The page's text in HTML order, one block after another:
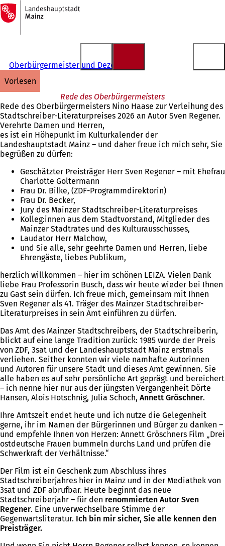
Inhalt anspringen
Zur
Startseite
Oberbürgermeister und Dezernate
vorlesen
Rede des Oberbürgermeisters
Rede des Oberbürgermeisters Nino Haase zur Verleihung des
Stadtschreiber-Literaturpreises 2026 an Autor Sven Regener.
Verehrte Damen und Herren,
es ist ein Höhepunkt im Kulturkalender der
Landeshauptstadt Mainz – und daher freue ich mich sehr, Sie
begrüßen zu dürfen:
Geschätzter Preisträger Herr Sven Regener – mit Ehefrau
Charlotte Goltermann
Frau Dr. Bilke, (ZDF-Programmdirektorin)
Frau Dr. Becker,
Jury des Mainzer Stadtschreiber-Literaturpreises
Kolleg:innen aus dem Stadtvorstand, Mitglieder des
Mainzer Stadtrates und des Kulturausschusses,
Laudator Herr Malchow,
und Sie alle, sehr geehrte Damen und Herren, liebe
Ehrengäste, liebes Publikum,
herzlich willkommen – hier im schönen LEIZA. Vielen Dank
liebe Frau Professorin Busch, dass wir heute wieder bei Ihnen
zu Gast sein dürfen. Ich freue mich, gemeinsam mit Ihnen
Sven Regener als 41. Träger des Mainzer Stadtschreiber-
Literaturpreises in sein Amt einführen zu dürfen.
Das Amt des Mainzer Stadtschreibers, der Stadtschreiberin,
blickt auf eine lange Tradition zurück: 1985 wurde der Preis
von ZDF, 3sat und der Landeshauptstadt Mainz erstmals
verliehen. Seither konnten wir viele namhafte Autorinnen
und Autoren für unsere Stadt und dieses Amt gewinnen. Sie
alle haben es auf sehr persönliche Art geprägt und bereichert
– ich nenne hier nur aus der jüngsten Vergangenheit Dörte
Hansen, Alois Hotschnig, Julia Schoch, Annett Gröschner.
Ihre Amtszeit endet heute und ich nutze die Gelegenheit
gerne, ihr im Namen der Bürgerinnen und Bürger zu danken –
und empfehle Ihnen von Herzen: Annett Gröschners Film „Drei
ostdeutsche Frauen bummeln durchs Land und prüfen die
Schwerkraft der Verhältnisse.“
Der Film ist ein Geschenk zum Abschluss ihres
Stadtschreiberjahres hier in Mainz und in der Mediathek von
3sat und ZDF abrufbar. Heute beginnt das neue
Stadtschreiberjahr – für den renommierten Autor Sven
Regener. Eine unverwechselbare Stimme der
Gegenwartsliteratur. Ich bin mir sicher, Sie alle kennen den
Preisträger.